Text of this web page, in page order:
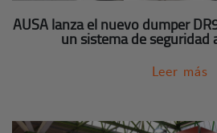
AUSA lanza el nuevo dumper
un sistema de seguridad
Leer más